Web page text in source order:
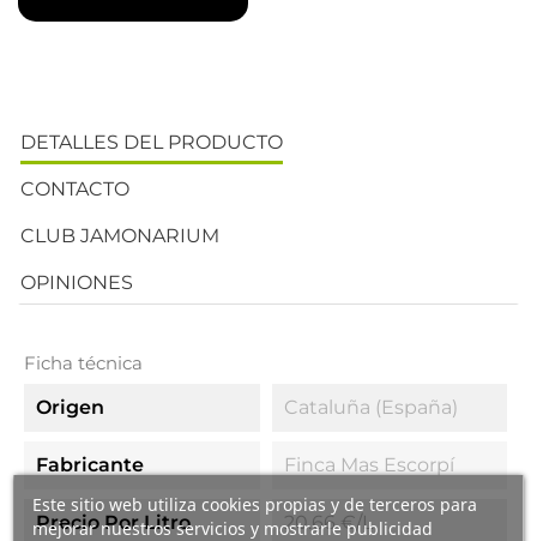
Este sitio web utiliza cookies propias y de terceros para
mejorar nuestros servicios y mostrarle publicidad
DETALLES DEL PRODUCTO
CONTACTO
CLUB JAMONARIUM
OPINIONES
Ficha técnica
Origen
Cataluña (España)
Fabricante Finca Mas Escorpí
Precio Por Litro 20.66 €/l